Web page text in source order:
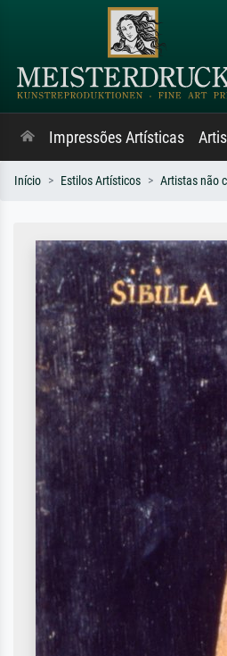
Impressões Artísticas
Início Estilos Artísticos Artistas não